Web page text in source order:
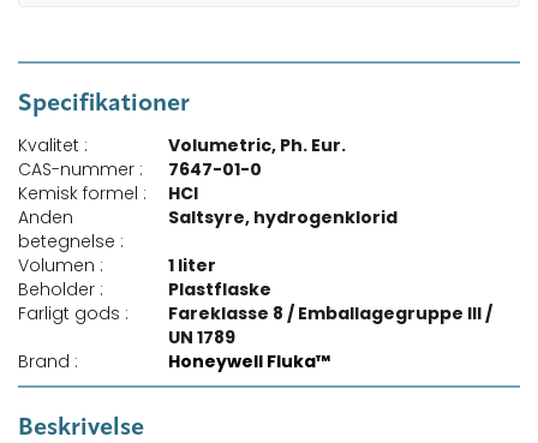
Specifikationer
Kvalitet :
Volumetric, Ph. Eur.
CAS-nummer :
7647-01-0
Kemisk formel :
HCl
Anden
betegnelse :
Saltsyre, hydrogenklorid
Volumen :
1 liter
Beholder :
Plastflaske
Farligt gods :
Fareklasse 8 / Emballagegruppe III /
UN 1789
Brand :
Honeywell Fluka™
Beskrivelse